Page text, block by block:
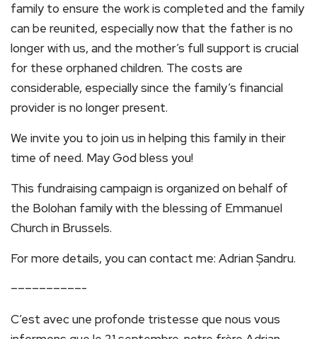
family to ensure the work is completed and the family
can be reunited, especially now that the father is no
longer with us, and the mother’s full support is crucial
for these orphaned children. The costs are
considerable, especially since the family’s financial
provider is no longer present.
We invite you to join us in helping this family in their
time of need. May God bless you!
This fundraising campaign is organized on behalf of
the Bolohan family with the blessing of Emmanuel
Church in Brussels.
For more details, you can contact me: Adrian Șandru.
––––––––––-
C’est avec une profonde tristesse que nous vous